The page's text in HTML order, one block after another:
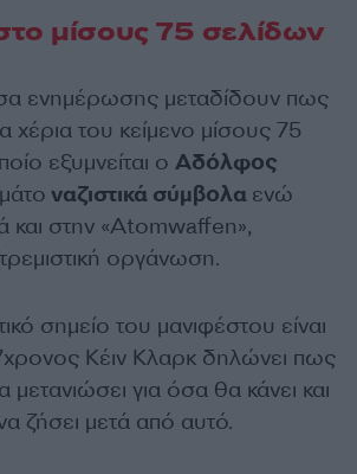
μίσους 75 σελίδων
ενημέρωσης μεταδίδουν πως
χέρια του κείμενο μίσους 75
εξυμνείται ο Αδόλφος
ναζιστικά σύμβολα ενώ
και στην «Atomwaffen»,
οργάνωση.
σημείο του μανιφέστου είναι
Κέιν Κλαρκ δηλώνει πως
μετανιώσει για όσα θα κάνει και
ζήσει μετά από αυτό.